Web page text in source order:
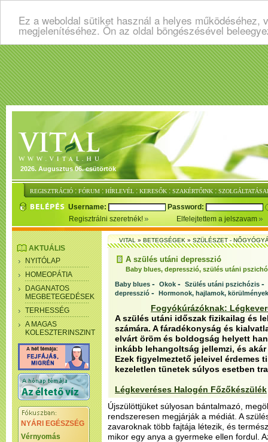
Ez a weboldal sütiket használ a helyes
megjelenítéséhez. Ön az oldal böngészésével
2026. Augusztus 06. csütörtök
REGISZTRÁCIÓ : FÓRUM : HÍRLEVÉL : KERESŐK : SZAKÉRTŐINK :
Username:
Password:
Regisztrálni szeretnék!
Elfelejtettem a jelszavam
AKTUÁLIS
NYITÓLAP
HOMEOPÁTIA
DAGANATOS
MEGBETEGEDÉSEK
TERHESSÉG
A MAGAS
KOLESZTERINSZINT
NYÁRI EGÉSZSÉG
Vérnyomás
VITAL»BETEGSÉGEK»SZÜLÉSZET -
A szülés utáni depresszió
Baby blues, depresszió, szülés utáni
Baby blues - Okok - Szülés utáni pszichózis -
depresszió - Hormonok, hajlamok, körülmények
Fogyókúrázóknak:
A szülés utáni időszak fizikailag és
számára. A fáradékonyság és
elvárt öröm és boldogság helyett
inkább lehangoltság jellemzi, és
Ezek figyelmeztető jeleivel érdemes
kezeletlen tünetek súlyos esetben
Légkeveréses Halogén Főzőkészülék
Újszülöttjüket súlyosan bántalmazó,
rendszeresen megjárják a médiát. A
zavaroknak több fajtája létezik, és
mikor egy anya a gyermeke ellen fordul.